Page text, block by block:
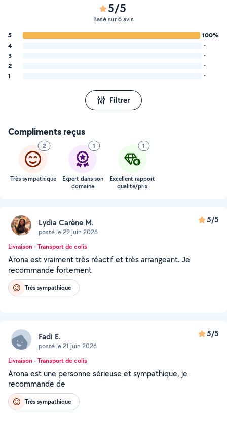
5/5
Basé sur 6 avis
5
100%
4
-
3
-
2
-
1
-
Filtrer
Compliments reçus
2
Très sympathique
1
Expert dans son
domaine
1
Excellent rapport
qualité/prix
Lydia Carène M.
posté le 29 juin 2026
5/5
Livraison - Transport de colis
Arona est vraiment très réactif et très arrangeant. Je
recommande fortement
Très sympathique
Fadi E.
posté le 21 juin 2026
5/5
Livraison - Transport de colis
Arona est une personne sérieuse et sympathique, je
recommande de
Très sympathique